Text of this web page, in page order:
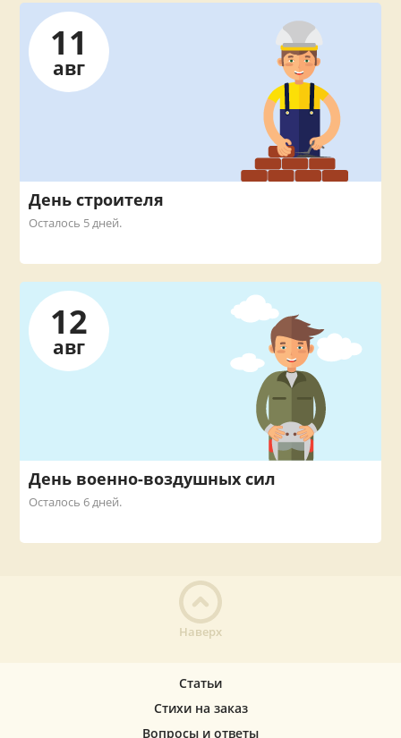
11
авг
День строителя
Осталось 5 дней.
12
авг
День военно-воздушных сил
Осталось 6 дней.
Наверх
Статьи
Стихи на заказ
Вопросы и ответы